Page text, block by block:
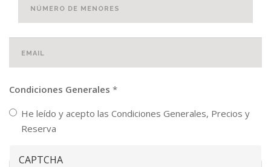
Email*
Condiciones Generales *
He leído y acepto las Condiciones Generales, Precios y
Reserva
CAPTCHA